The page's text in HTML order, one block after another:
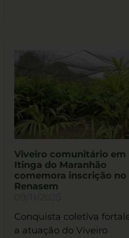
Viveiro comunitário em
Itinga do Maranhão
comemora inscrição no
Renasem
Conquista coletiva
a atuação do Viveiro